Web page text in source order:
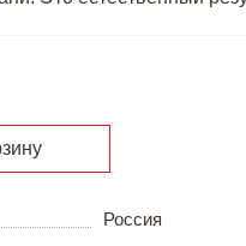
Россия